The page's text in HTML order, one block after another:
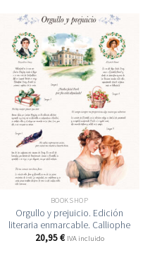
BOOKSHOP
Orgullo y prejuicio. Edición
literaria enmarcable. Calliophe
20,95€ IVA incluido